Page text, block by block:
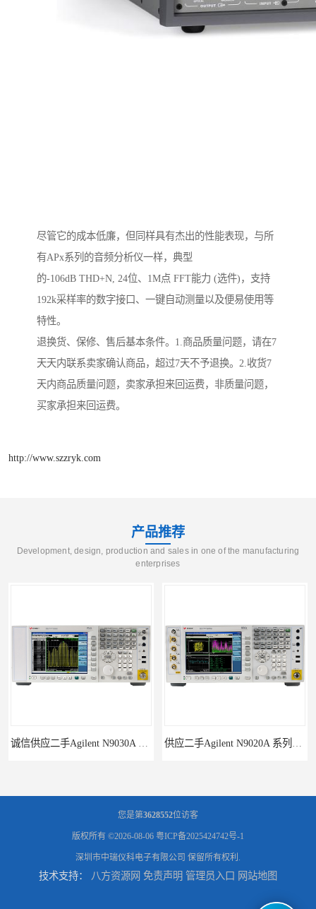
尽管它的成本低廉，但同样具有杰出的性能表现，与所
有APx系列的音频分析仪一样，典型
的-106dB THD+N, 24位、1M点 FFT能力 (选件)，支持
192k采样率的数字接口、一键自动测量以及便易使用等
特性。
退换货、保修、售后基本条件。1.商品质量问题，请在7
天天内联系卖家确认商品，超过7天不予退换。2.收货7
天内商品质量问题，卖家承担来回运费，非质量问题，
买家承担来回运费。
http://www.szzryk.com
产品推荐
Development, design, production and sales in one of the manufacturing
enterprises
您是第3628552位访客
版权所有 ©2026-08-06 粤ICP备2025424742号-1
深圳市中瑞仪科电子有限公司 保留所有权利.
技术支持： 八方资源网 免责声明 管理员入口 网站地图